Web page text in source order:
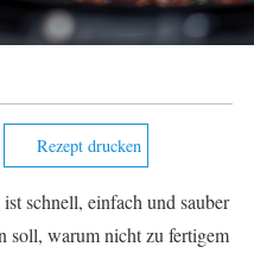
Rezept drucken
ist schnell, einfach und sauber
soll, warum nicht zu fertigem